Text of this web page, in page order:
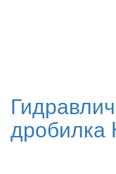
дробилка